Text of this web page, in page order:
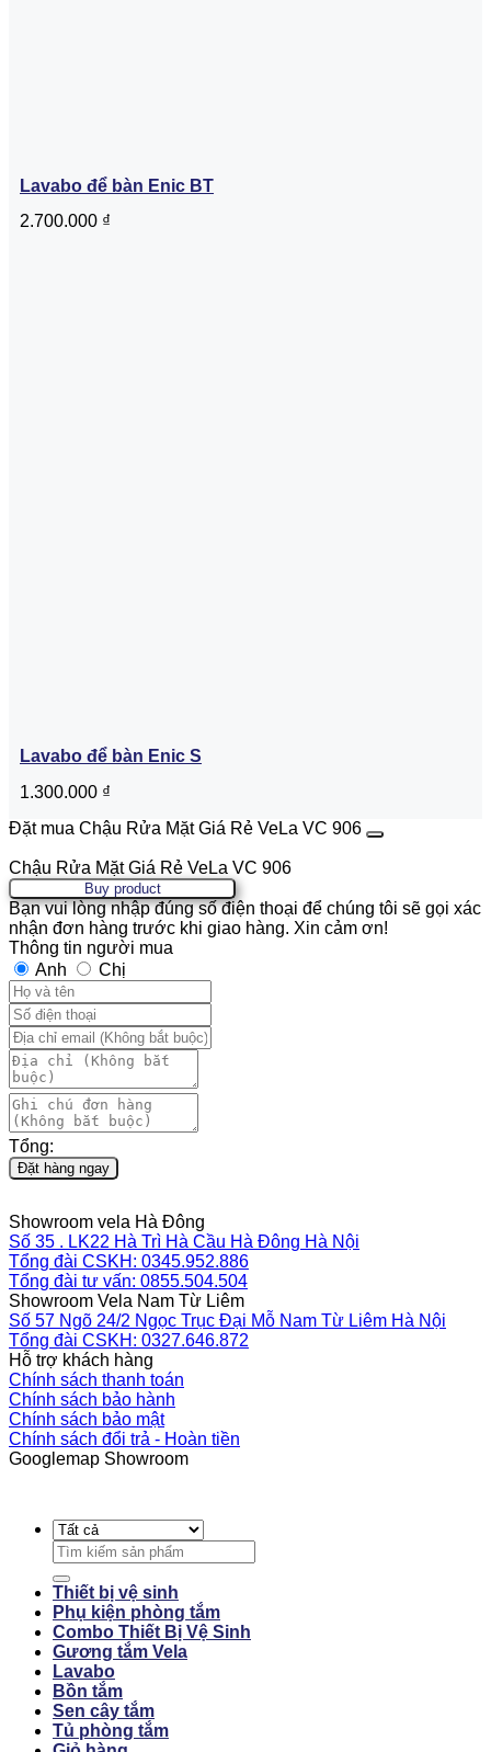
Lavabo để bàn Enic BT
2.700.000 ₫
Lavabo để bàn Enic S
1.300.000 ₫
Đặt mua Chậu Rửa Mặt Giá Rẻ VeLa VC 906
Chậu Rửa Mặt Giá Rẻ VeLa VC 906
Buy product
Bạn vui lòng nhập đúng số điện thoại để chúng tôi sẽ gọi xác
nhận đơn hàng trước khi giao hàng. Xin cảm ơn!
Thông tin người mua
Anh
Chị
Tổng:
Đặt hàng ngay
Showroom vela Hà Đông
Số 35 . LK22 Hà Trì Hà Cầu Hà Đông Hà Nội
Tổng đài CSKH: 0345.952.886
Tổng đài tư vấn: 0855.504.504
Showroom Vela Nam Từ Liêm
Số 57 Ngõ 24/2 Ngọc Trục Đại Mỗ Nam Từ Liêm Hà Nội
Tổng đài CSKH: 0327.646.872
Hỗ trợ khách hàng
Chính sách thanh toán
Chính sách bảo hành
Chính sách bảo mật
Chính sách đổi trả - Hoàn tiền
Googlemap Showroom
Search
for:
Thiết bị vệ sinh
Phụ kiện phòng tắm
Combo Thiết Bị Vệ Sinh
Gương tắm Vela
Lavabo
Bồn tắm
Sen cây tắm
Tủ phòng tắm